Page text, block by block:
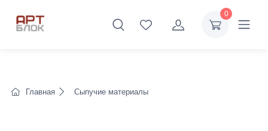
0
Главная Сыпучие материалы